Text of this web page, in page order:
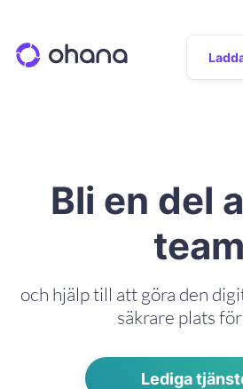
Bli en del
team
och hjälp till att göra den
säkrare plats
Lediga